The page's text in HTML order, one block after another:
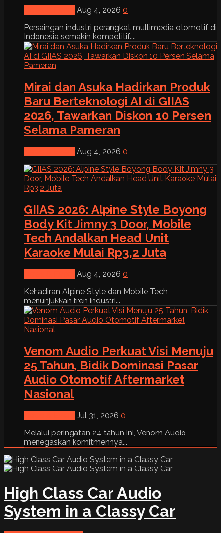
Aug 4, 2026 0
Persaingan industri perangkat multimedia otomotif di
Indonesia semakin kompetitif....
Mirai dan Asuka Hadirkan Produk
Baru Berteknologi AI di GIIAS
2026, Tawarkan Diskon 10 Persen
Selama Pameran
Aug 4, 2026 0
GIIAS 2026: Alpine Style Boyong
Body Kit Jimny 3 Door, Mobile
Tech Andalkan Head Unit
Karaoke Mulai Rp3,2 Juta
Aug 4, 2026 0
Kehadiran Alpine Style dan Mobile Tech
menunjukkan tren industri...
Venom Audio Perkuat Visi Menuju
25 Tahun, Bidik Dominasi Pasar
Audio Otomotif Aftermarket
Nasional
Jul 31, 2026 0
Melalui peringatan 24 tahun ini, Venom Audio
menegaskan komitmennya...
High Class Car Audio
System in a Classy Car